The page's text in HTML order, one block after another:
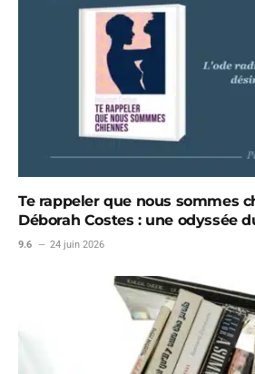
Te rappeler que nous sommes
Déborah Costes : une odyssée
9.6 24 juin 2026